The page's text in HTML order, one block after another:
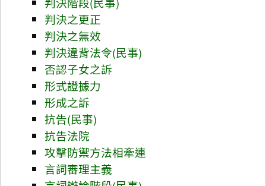
判決之更正
判決之無效
判決違背法令(民事)
否認子女之訴
形式證據力
形成之訴
抗告(民事)
抗告法院
攻擊防禦方法相牽連
言詞審理主義